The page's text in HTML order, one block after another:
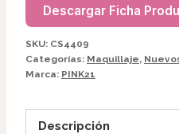
CS4409
cantidad
Descargar Ficha
SKU: CS4409
Categorías: Maquillaje,
Marca: PINK21
Descripción